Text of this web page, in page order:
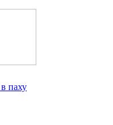
паху